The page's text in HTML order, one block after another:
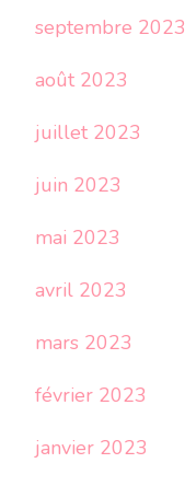
septembre 2023
août 2023
juillet 2023
juin 2023
mai 2023
avril 2023
mars 2023
février 2023
janvier 2023